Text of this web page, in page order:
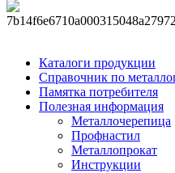
Каталоги продукции
Справочник по
Памятка потребителя
Полезная информация
Металлочерепица
Профнастил
Металлопрокат
Инструкции